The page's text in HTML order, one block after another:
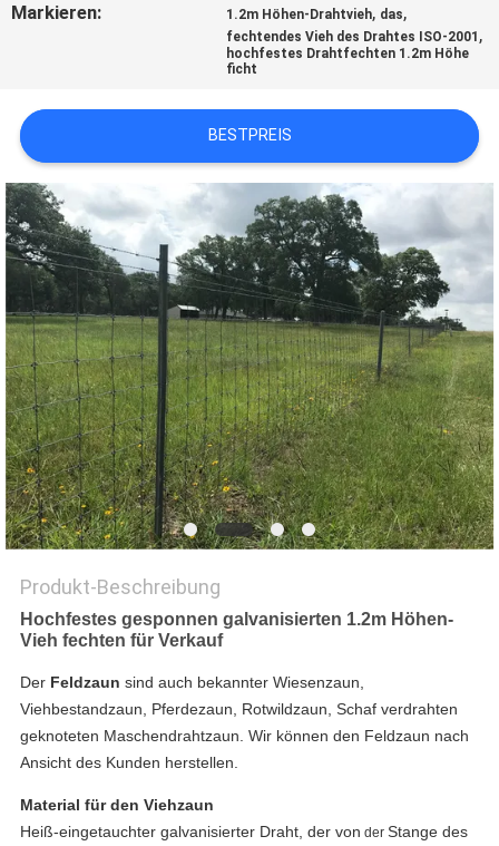
FORDERN
SIE
EIN
ZITAT
SITEMAP
PRIVACY
POLICY
Markieren: 1.2m Höhen-Drahtvieh, das,
fechtendes Vieh des Drahtes ISO-2001 ,
hochfestes Drahtfechten 1.2m Höhe
ficht
BESTPREIS
Produkt-Beschreibung
Hochfestes gesponnen galvanisierten 1.2m Höhen-
Vieh fechten für Verkauf
Der Feldzaun sind auch bekannter Wiesenzaun,
Viehbestandzaun, Pferdezaun, Rotwildzaun, Schaf verdrahten
geknoteten Maschendrahtzaun. Wir können den Feldzaun nach
Ansicht des Kunden herstellen.
Material für den Viehzaun
Heiß-eingetauchter galvanisierter Draht, der von der Stange des